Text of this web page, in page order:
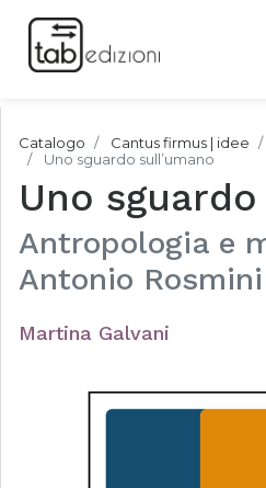
Catalogo Cantus firmus | idee
Uno sguardo sull’umano
Uno
Antropologia e
Antonio
Martina Galvani